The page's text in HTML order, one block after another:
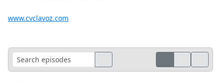
www.cvclavoz.com